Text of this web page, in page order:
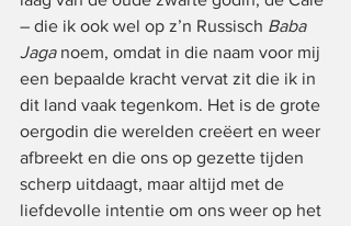
– die ik ook wel op z’n Russisch Baba
Jaga noem, omdat in die naam voor mij
een bepaalde kracht vervat zit die ik in
dit land vaak tegenkom. Het is de grote
oergodin die werelden creëert en weer
afbreekt en die ons op gezette tijden
scherp uitdaagt, maar altijd met de
liefdevolle intentie om ons weer op het